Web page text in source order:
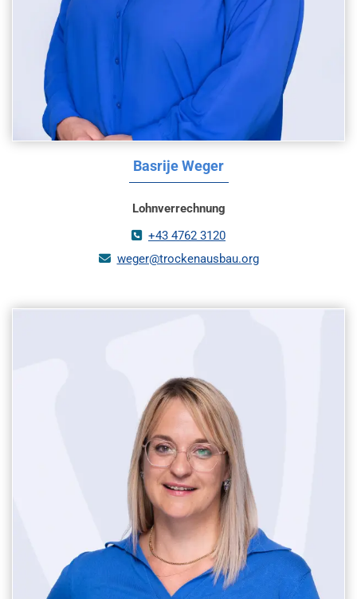
Basrije Weger
Lohnverrechnung
 +43 4762 3120
 weger@trockenausbau.org